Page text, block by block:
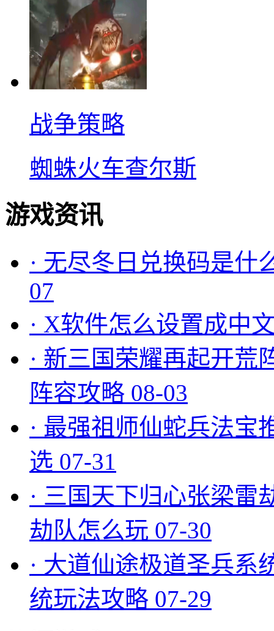
战争策略
蜘蛛火车查尔斯
游戏资讯
· 无尽冬日兑换码是什
07
· X软件怎么设置成中
· 新三国荣耀再起开荒
阵容攻略 08-03
· 最强祖师仙蛇兵法宝
选 07-31
· 三国天下归心张梁雷
劫队怎么玩 07-30
· 大道仙途极道圣兵系
统玩法攻略 07-29